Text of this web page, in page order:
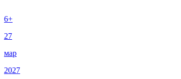
6+
27
мар
2027